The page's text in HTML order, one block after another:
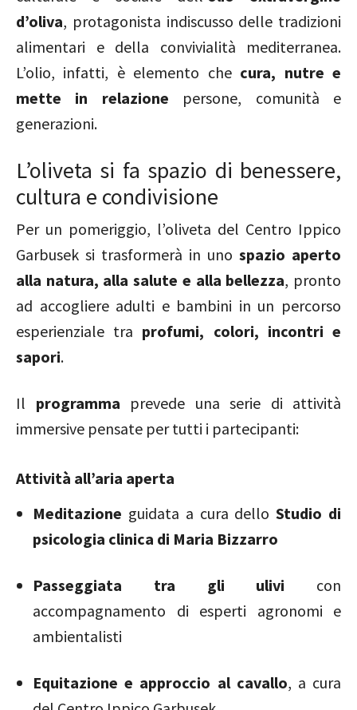
d’oliva, protagonista indiscusso delle tradizioni
alimentari e della convivialità mediterranea.
L’olio, infatti, è elemento che cura, nutre e
mette in relazione persone, comunità e
generazioni.
L’oliveta si fa spazio di benessere,
cultura e condivisione
Per un pomeriggio, l’oliveta del Centro Ippico
Garbusek si trasformerà in uno spazio aperto
alla natura, alla salute e alla bellezza, pronto
ad accogliere adulti e bambini in un percorso
esperienziale tra profumi, colori, incontri e
sapori.
Il programma prevede una serie di attività
immersive pensate per tutti i partecipanti:
Attività all’aria aperta
Meditazione guidata a cura delloStudio di
psicologia clinica di Maria Bizzarro
Passeggiata tra gli ulivi con
accompagnamento di esperti agronomi e
ambientalisti
Equitazione e approccio al cavallo, a cura